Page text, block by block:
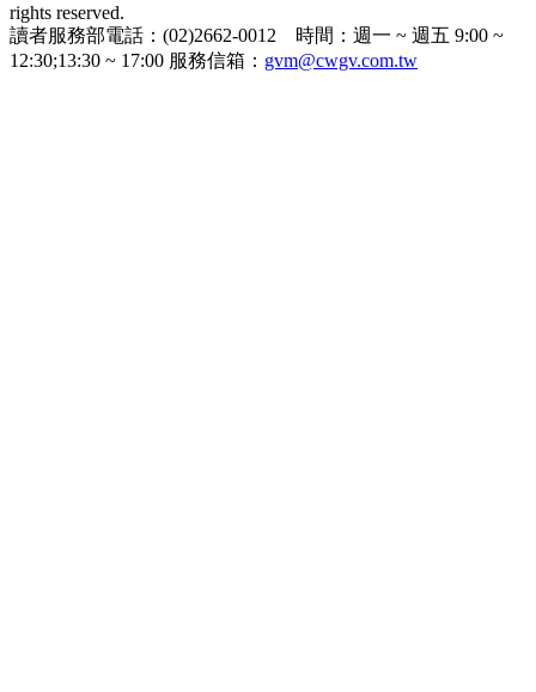
rights reserved.
讀者服務部電話：(02)2662-0012 時間：週一 ~ 週五 9:00 ~
12:30;13:30 ~ 17:00 服務信箱： gvm@cwgv.com.tw